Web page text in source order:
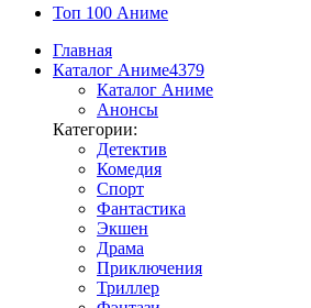
Топ 100 Аниме
Главная
Каталог Аниме4379
Каталог Аниме
Анонсы
Категории:
Детектив
Комедия
Спорт
Фантастика
Экшен
Драма
Приключения
Триллер